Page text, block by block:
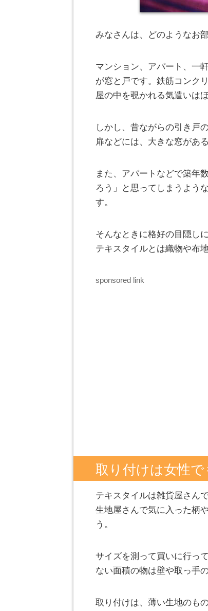
みなさんは、どのようなお
マンション、アパート、一
が窓と戸です。鉄筋コンク
屋の中を覗かれる気遣いは
しかし、昔ながらの引き戸
扉などには、大きな窓があ
また、アパートなどで築年
ろう」と思ってしまうよう
す。
そんなときに格好の目隠し
テキスタイルとは織物や布
sponsored link
取り付けは女性
テキスタイルは雑貨屋さん
生地屋さんで気に入った柄
う。
サイズを測って買いに行っ
ない面積の物は壁や取っ手
取り付けは、薄い生地のも